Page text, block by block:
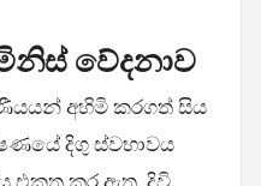
වේදනාව
අහිමි කරගත් සිය
දිගු ස්වභාවය